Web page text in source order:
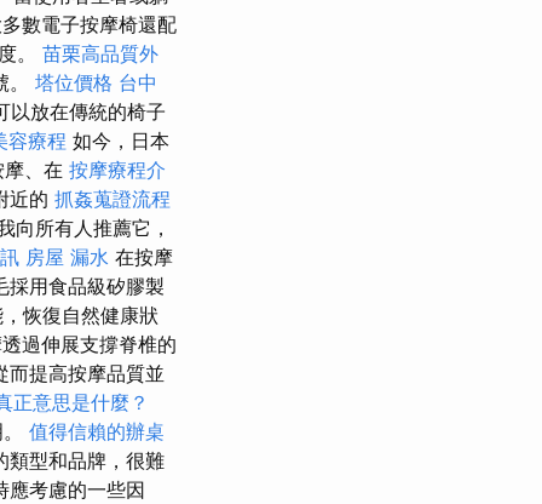
數電子按摩椅還配
。 苗栗高品質外
塔位價格 台中
以放在傳統的椅子
容療程 如今，日本
、在 按摩療程介
近的 抓姦蒐證流程
向所有人推薦它，
房屋 漏水 在按摩
採用食品級矽膠製
恢復自然健康狀
過伸展支撐脊椎的
而提高按摩品質並
正意思是什麼？
值得信賴的辦桌
類型和品牌，很難
應考慮的一些因